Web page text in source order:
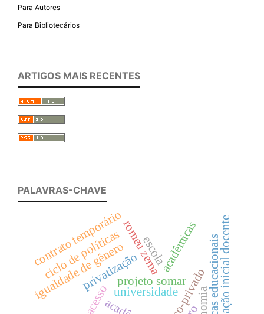
Para Autores
Para Bibliotecários
ARTIGOS MAIS RECENTES
PALAVRAS-CHAVE
privatizaçãoprojeto somar
romeu zema
igualdade de gênero acadêmicas
universidade políticas educacionais
ciclo de políticas formação inicial docente
acesso
escola
contrato temporário